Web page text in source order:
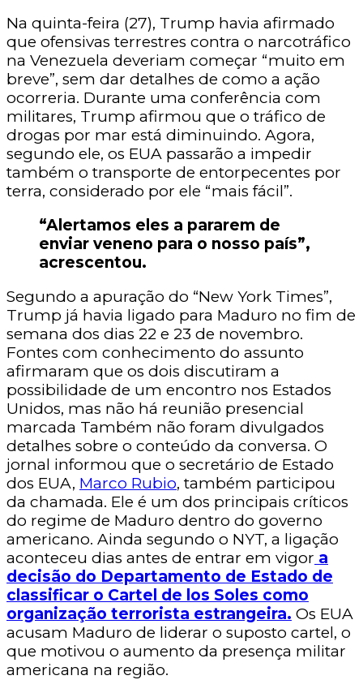
Na quinta-feira (27), Trump havia afirmado
que ofensivas terrestres contra o narcotráfico
na Venezuela deveriam começar “muito em
breve”, sem dar detalhes de como a ação
ocorreria. Durante uma conferência com
militares, Trump afirmou que o tráfico de
drogas por mar está diminuindo. Agora,
segundo ele, os EUA passarão a impedir
também o transporte de entorpecentes por
terra, considerado por ele “mais fácil”.
“Alertamos eles a pararem de
enviar veneno para o nosso país”,
acrescentou.
Segundo a apuração do “New York Times”,
Trump já havia ligado para Maduro no fim de
semana dos dias 22 e 23 de novembro.
Fontes com conhecimento do assunto
afirmaram que os dois discutiram a
possibilidade de um encontro nos Estados
Unidos, mas não há reunião presencial
marcada Também não foram divulgados
detalhes sobre o conteúdo da conversa. O
jornal informou que o secretário de Estado
dos EUA, Marco Rubio, também participou
da chamada. Ele é um dos principais críticos
do regime de Maduro dentro do governo
americano. Ainda segundo o NYT, a ligação
aconteceu dias antes de entrar em vigor a
decisão do Departamento de Estado de
classificar o Cartel de los Soles como
organização terrorista estrangeira. Os EUA
acusam Maduro de liderar o suposto cartel, o
que motivou o aumento da presença militar
americana na região.